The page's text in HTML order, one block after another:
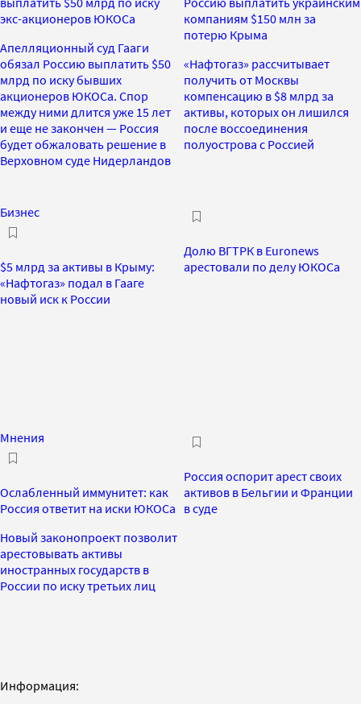
экс-акционеров ЮКОСа
Апелляционный суд Гааги
обязал Россию выплатить $50
млрд по иску бывших
акционеров ЮКОСа. Спор
между ними длится уже 15 лет
и еще не закончен — Россия
будет обжаловать решение в
Верховном суде Нидерландов
компаниям $150 млн за
потерю Крыма
«Нафтогаз» рассчитывает
получить от Москвы
компенсацию в $8 млрд за
активы, которых он лишился
после воссоединения
полуострова с Россией
Бизнес
$5 млрд за активы в Крыму:
«Нафтогаз» подал в Гааге
новый иск к России
Долю ВГТРК в Euronews
арестовали по делу ЮКОСа
Мнения
Ослабленный иммунитет: как
Россия ответит на иски ЮКОСа
Новый законопроект позволит
арестовывать активы
иностранных государств в
России по иску третьих лиц
Россия оспорит арест своих
активов в Бельгии и Франции
в суде
Информация: